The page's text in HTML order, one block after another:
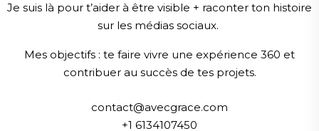
Je suis là pour t’aider à être visible + raconter ton histoire
sur les médias sociaux.
Mes objectifs : te faire vivre une expérience 360 et
contribuer au succès de tes projets.
contact@avecgrace.com
+1 6134107450